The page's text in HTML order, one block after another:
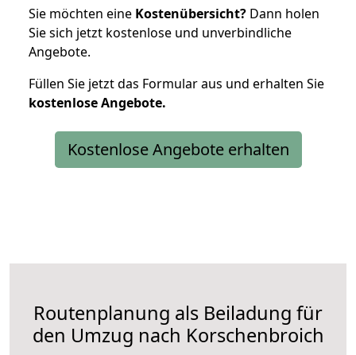
Sie möchten eine Kostenübersicht? Dann holen
Sie sich jetzt kostenlose und unverbindliche
Angebote.
Füllen Sie jetzt das Formular aus und erhalten Sie
kostenloseAngebote.
Kostenlose Angebote erhalten
Routenplanung als Beiladung für
den Umzug nach Korschenbroich